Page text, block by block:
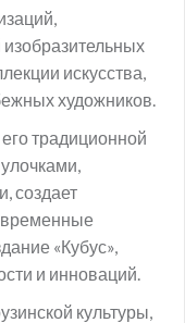
искусства,
художников.
традиционной
создает
«Кубус»,
и инноваций.
культуры,